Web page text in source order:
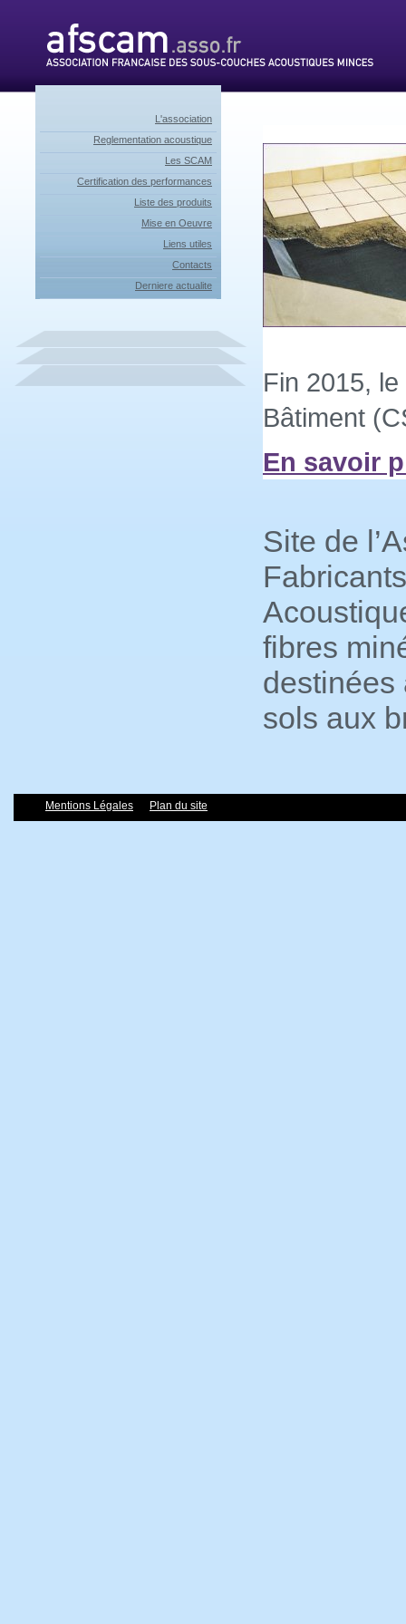
L'association
Reglementation acoustique
Les SCAM
Certification des performances
Liste des produits
Mise en Oeuvre
Liens utiles
Contacts
Derniere actualite
Fin 2015,
Bâtiment
En savoir
Site de
fibres
destinées
sols aux
Mentions Légales Plan du site